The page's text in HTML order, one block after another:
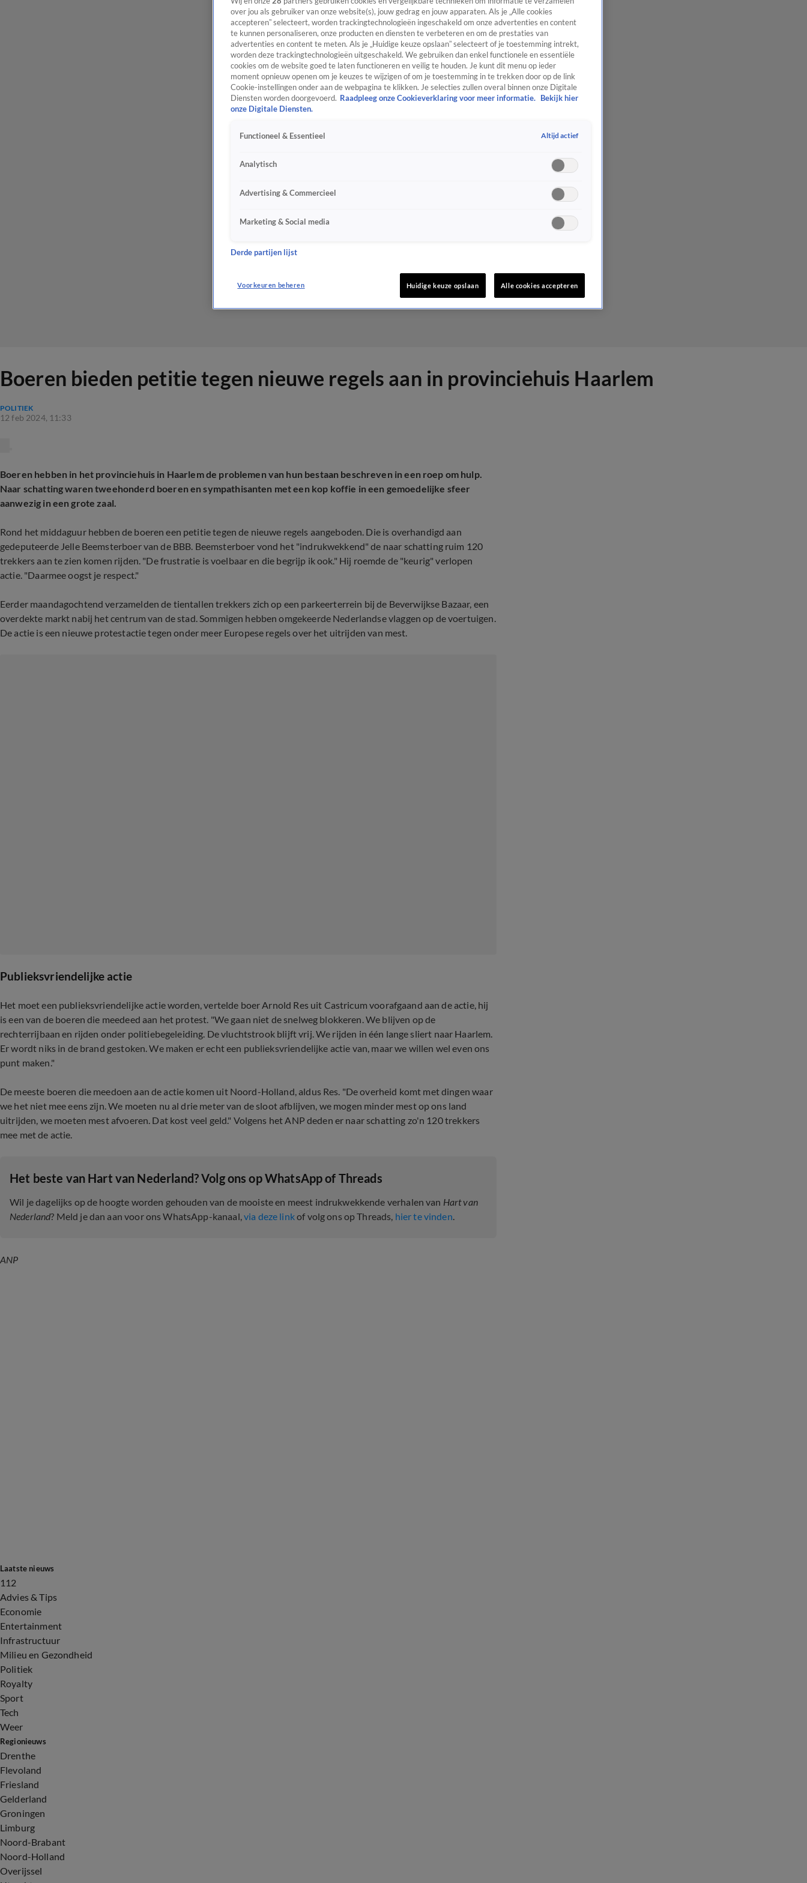
Boeren bieden petitie tegen nieuwe regels aan in provinciehuis Haarlem
POLITIEK
12 feb 2024, 11:33
Boeren hebben in het provinciehuis in Haarlem de problemen van hun bestaan beschreven in een roep om hulp.
Naar schatting waren tweehonderd boeren en sympathisanten met een kop koffie in een gemoedelijke sfeer
aanwezig in een grote zaal.
Rond het middaguur hebben de boeren een petitie tegen de nieuwe regels aangeboden. Die is overhandigd aan
gedeputeerde Jelle Beemsterboer van de BBB. Beemsterboer vond het "indrukwekkend" de naar schatting ruim 120
trekkers aan te zien komen rijden. "De frustratie is voelbaar en die begrijp ik ook." Hij roemde de "keurig" verlopen
actie. "Daarmee oogst je respect."
Eerder maandagochtend verzamelden de tientallen trekkers zich op een parkeerterrein bij de Beverwijkse Bazaar, een
overdekte markt nabij het centrum van de stad. Sommigen hebben omgekeerde Nederlandse vlaggen op de voertuigen.
De actie is een nieuwe protestactie tegen onder meer Europese regels over het uitrijden van mest.
Publieksvriendelijke actie
Het moet een publieksvriendelijke actie worden, vertelde boer Arnold Res uit Castricum voorafgaand aan de actie, hij
is een van de boeren die meedeed aan het protest. "We gaan niet de snelweg blokkeren. We blijven op de
rechterrijbaan en rijden onder politiebegeleiding. De vluchtstrook blijft vrij. We rijden in één lange sliert naar Haarlem.
Er wordt niks in de brand gestoken. We maken er echt een publieksvriendelijke actie van, maar we willen wel even ons
punt maken."
De meeste boeren die meedoen aan de actie komen uit Noord-Holland, aldus Res. "De overheid komt met dingen waar
we het niet mee eens zijn. We moeten nu al drie meter van de sloot afblijven, we mogen minder mest op ons land
uitrijden, we moeten mest afvoeren. Dat kost veel geld." Volgens het ANP deden er naar schatting zo'n 120 trekkers
mee met de actie.
Het beste van Hart van Nederland? Volg ons op WhatsApp of Threads
Wil je dagelijks op de hoogte worden gehouden van de mooiste en meest indrukwekkende verhalen van Hart van
Nederland? Meld je dan aan voor ons WhatsApp-kanaal,via deze linkof volg ons op Threads, hier te vinden.
ANP
Laatste nieuws
112
Advies & Tips
Economie
Entertainment
Infrastructuur
Milieu en Gezondheid
Politiek
Royalty
Sport
Tech
Weer
Regionieuws
Drenthe
Flevoland
Friesland
Gelderland
Groningen
Limburg
Noord-Brabant
Noord-Holland
Overijssel
over jou als gebruiker van onze website(s), jouw gedrag en jouw apparaten. Als je „Alle cookies
accepteren” selecteert, worden trackingtechnologieën ingeschakeld om onze advertenties en content
te kunnen personaliseren, onze producten en diensten te verbeteren en om de prestaties van
advertenties en content te meten. Als je „Huidige keuze opslaan” selecteert of je toestemming intrekt,
worden deze trackingtechnologieën uitgeschakeld. We gebruiken dan enkel functionele en essentiële
cookies om de website goed te laten functioneren en veilig te houden. Je kunt dit menu op ieder
moment opnieuw openen om je keuzes te wijzigen of om je toestemming in te trekken door op de link
Cookie-instellingen onder aan de webpagina te klikken. Je selecties zullen overal binnen onze Digitale
Diensten worden doorgevoerd. Raadpleeg onze Cookieverklaring voor meer informatie.
Bekijk hier
onze Digitale Diensten.
Functioneel & Essentieel Altijd actief
Analytisch
Advertising & Commercieel
Marketing & Social media
Derde partijen lijst
Voorkeuren beheren Huidige keuze opslaan Alle cookies accepteren